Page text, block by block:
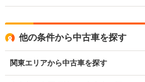
他の条件から中古車を探す
関東エリアから中古車を探す